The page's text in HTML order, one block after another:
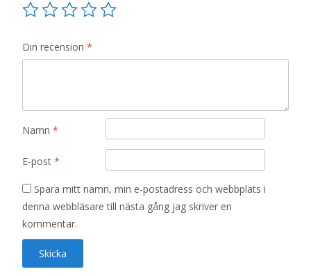
Din recension *
Namn *
E-post *
Spara mitt namn, min e-postadress och webbplats i
denna webbläsare till nästa gång jag skriver en
kommentar.